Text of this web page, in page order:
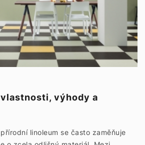
výhody a
linoleum se často zaměňuje